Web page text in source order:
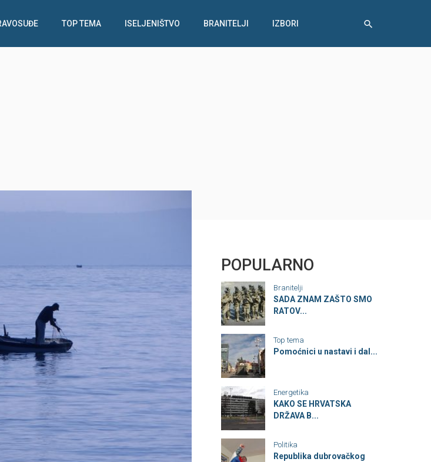
TOP TEMA ISELJENIŠTVO BRANITELJI IZBORI
POPULARNO
Branitelji
SADA ZNAM ZAŠTO SMO
RATOV...
Top tema
Pomoćnici u nastavi i dal...
Energetika
KAKO SE HRVATSKA
DRŽAVA B...
Politika
Republika dubrovačkog